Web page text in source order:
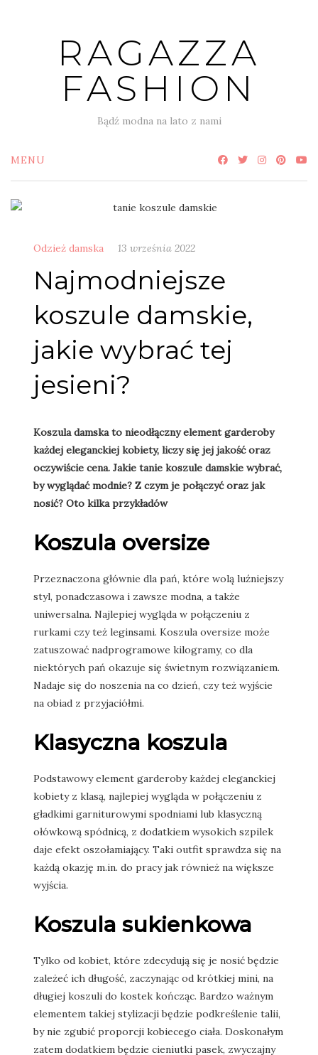
RAGAZZA
FASHION
Bądź modna na lato z nami
MENU
Odzież damska 13 września 2022
Najmodniejsze
koszule damskie,
jakie wybrać tej
jesieni?
Koszula damska to nieodłączny element garderoby
każdej eleganckiej kobiety, liczy się jej jakość oraz
oczywiście cena. Jakie tanie koszule damskie wybrać,
by wyglądać modnie? Z czym je połączyć oraz jak
nosić? Oto kilka przykładów
Koszula oversize
Przeznaczona głównie dla pań, które wolą luźniejszy
styl, ponadczasowa i zawsze modna, a także
uniwersalna. Najlepiej wygląda w połączeniu z
rurkami czy też leginsami. Koszula oversize może
zatuszować nadprogramowe kilogramy, co dla
niektórych pań okazuje się świetnym rozwiązaniem.
Nadaje się do noszenia na co dzień, czy też wyjście
na obiad z przyjaciółmi.
Klasyczna koszula
Podstawowy element garderoby każdej eleganckiej
kobiety z klasą, najlepiej wygląda w połączeniu z
gładkimi garniturowymi spodniami lub klasyczną
ołówkową spódnicą, z dodatkiem wysokich szpilek
daje efekt oszołamiający. Taki outfit sprawdza się na
każdą okazję m.in. do pracy jak również na większe
wyjścia.
Koszula sukienkowa
Tylko od kobiet, które zdecydują się je nosić będzie
zależeć ich długość, zaczynając od krótkiej mini, na
długiej koszuli do kostek kończąc. Bardzo ważnym
elementem takiej stylizacji będzie podkreślenie talii,
by nie zgubić proporcji kobiecego ciała. Doskonałym
zatem dodatkiem będzie cieniutki pasek, zwyczajny